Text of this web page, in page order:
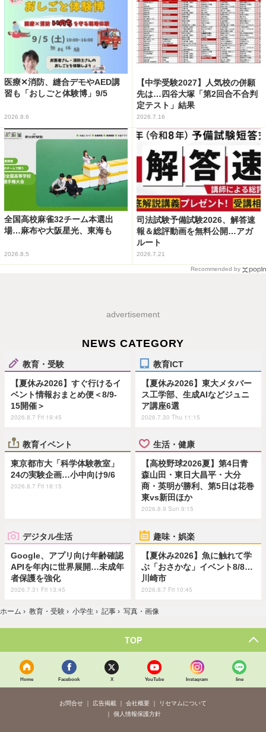
医療✕消防、縫合デモやAED講
習も「おしごと体験博」9/5
2026.8.6
【中学受験2027】人気校の併願
先は…四谷大塚「第2回合不合判
定テスト」結果
2026.7.16
全国高校麻雀32チーム本選出
場…麻布や大阪星光、東海も
2026.8.5
司法試験予備試験2026、解答速
報＆総評動画を無料公開…アガ
ルート
2026.7.21
Recommended by
advertisement
NEWS CATEGORY
教育・受験
【夏休み2026】すぐ行けるイ
ベント情報おまとめ便＜8/9-
15開催＞
2026.8.7 Fri 19:45
教育ICT
【夏休み2026】東大メタバー
ス工学部、生成AIなどジュニ
ア講座6選
2026.7.30 Thu 11:15
教育イベント
東京都市大「科学体験教室」
24の実験企画…小中向け9/6
2026.8.7 Fri 18:15
生活・健康
【高校野球2026夏】第4日青
森山田・東日大昌平・大分
商・英明が勝利、第5日は花巻
東vs新田ほか
2026.8.9 Sun 9:15
デジタル生活
Google、アプリ向け年齢確認
APIを年内に世界展開…未成年
者保護を強化
2026.7.31 Fri 13:45
趣味・娯楽
【夏休み2026】魚に触れて学
ぶ「おさかな」イベント8/8…
川崎市
2026.8.7 Fri 10:45
ホーム › 教育・受験 › 小学生 › 記事 › 写真・画像
TOP
Home Facebook X YouTube Instagram line
お問合せ 広告掲載 会社概要
リセマムについて
個人情報保護方針